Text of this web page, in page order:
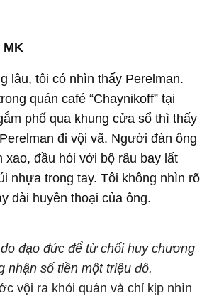
MK
lâu, tôi có nhìn thấy Perelman.
quán café “Chaynikoff” tại
phố qua khung cửa sổ thì thấy
đi vội vã. Người đàn ông
xao, đầu hói với bộ râu bay lất
nhựa trong tay. Tôi không nhìn rõ
dài huyền thoại của ông.
đạo đức để từ chối huy chương
nhận số tiền một triệu đô.
vội ra khỏi quán và chỉ kịp nhìn